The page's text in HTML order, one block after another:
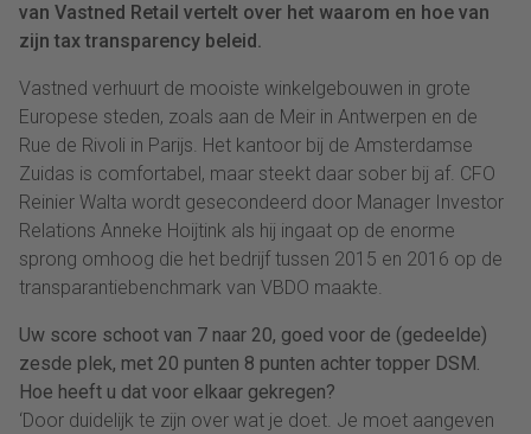
van Vastned Retail vertelt over het waarom en hoe van
zijn tax transparency beleid.
Vastned verhuurt de mooiste winkelgebouwen in grote
Europese steden, zoals aan de Meir in Antwerpen en de
Rue de Rivoli in Parijs. Het kantoor bij de Amsterdamse
Zuidas is comfortabel, maar steekt daar sober bij af. CFO
Reinier Walta wordt gesecondeerd door Manager Investor
Relations Anneke Hoijtink als hij ingaat op de enorme
sprong omhoog die het bedrijf tussen 2015 en 2016 op de
transparantiebenchmark van VBDO maakte.
Uw score schoot van 7 naar 20, goed voor de (gedeelde)
zesde plek, met 20 punten 8 punten achter topper DSM.
Hoe heeft u dat voor elkaar gekregen?
‘Door duidelijk te zijn over wat je doet. Je moet aangeven